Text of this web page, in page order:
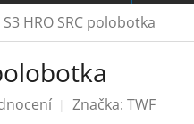
S3 HRO SRC polobotka
Značka: TWF